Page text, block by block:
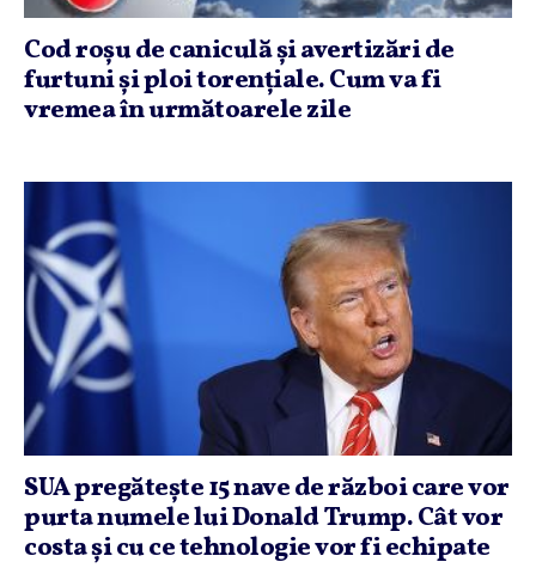
Cod roşu de caniculă şi avertizări de
furtuni şi ploi torenţiale. Cum va fi
vremea în următoarele zile
SUA pregăteşte 15 nave de război care vor
purta numele lui Donald Trump. Cât vor
costa şi cu ce tehnologie vor fi echipate